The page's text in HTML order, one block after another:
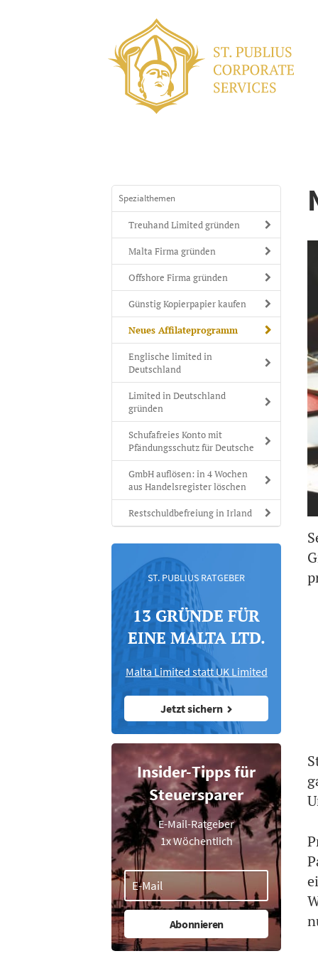
Spezialthemen
Treuhand Limited gründen
Malta Firma gründen
Offshore Firma gründen
Günstig Kopierpapier kaufen
Neues Affilateprogramm
Englische limited in
Deutschland
Limited in Deutschland
gründen
Schufafreies Konto mit
Pfändungsschutz für Deutsche
GmbH auflösen: in 4 Wochen
aus Handelsregister löschen
Restschuldbefreiung in Irland
ST. PUBLIUS RATGEBER
13 GRÜNDE FÜR
EINE MALTA LTD.
Malta Limited statt UK Limited
Jetzt sichern
Insider-Tipps für
Steuersparer
E-Mail-Ratgeber
1x Wöchentlich